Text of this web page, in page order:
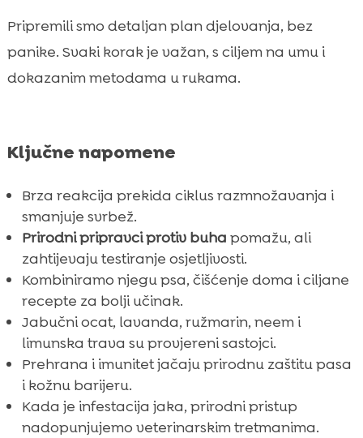
Pripremili smo detaljan plan djelovanja, bez
panike. Svaki korak je važan, s ciljem na umu i
dokazanim metodama u rukama.
Ključne napomene
Brza reakcija prekida ciklus razmnožavanja i
smanjuje svrbež.
Prirodni pripravci protiv buha pomažu, ali
zahtijevaju testiranje osjetljivosti.
Kombiniramo njegu psa, čišćenje doma i ciljane
recepte za bolji učinak.
Jabučni ocat, lavanda, ružmarin, neem i
limunska trava su provjereni sastojci.
Prehrana i imunitet jačaju prirodnu zaštitu pasa
i kožnu barijeru.
Kada je infestacija jaka, prirodni pristup
nadopunjujemo veterinarskim tretmanima.